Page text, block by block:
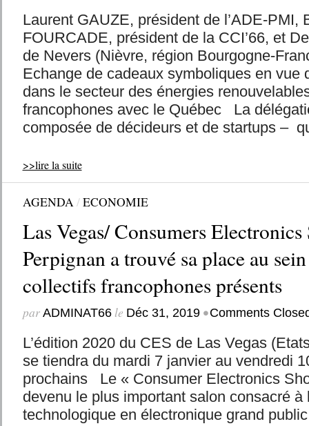
Laurent GAUZE, président de l’ADE-PMI,
FOURCADE, président de la CCI’66, et
de Nevers (Nièvre, région Bourgogne-
Echange de cadeaux symboliques en vue
dans le secteur des énergies
francophones avec le Québec La
composée de décideurs et de startups –
>>lire la suite
AGENDA/ECONOMIE
Las Vegas/ Consumers
Perpignan a trouvé sa place au
collectifs francophones présents
par ADMINAT66le Déc 31, 2019 •Comments
L’édition 2020 du CES de Las Vegas
se tiendra du mardi 7 janvier au vendredi
prochains Le « Consumer Electronics
devenu le plus important salon consacré à
technologique en électronique grand